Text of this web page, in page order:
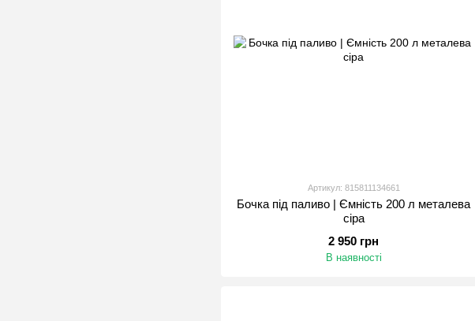
Артикул: 815811134661
Бочка під паливо | Ємність 200 л металева
сіра
2 950 грн
В наявності